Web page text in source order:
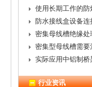
使用长期工作的
防水接线盒设备
密集母线槽绝缘
密集型母线槽需
实际应用中铝制
行业资讯